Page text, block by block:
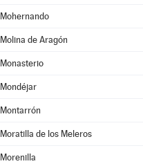
Mohernando
Molina de Aragón
Monasterio
Mondéjar
Montarrón
Moratilla de los Meleros
Morenilla